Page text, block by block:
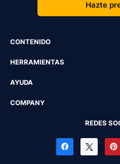
Hazte
CONTENIDO
HERRAMIENTAS
AYUDA
COMPANY
REDES